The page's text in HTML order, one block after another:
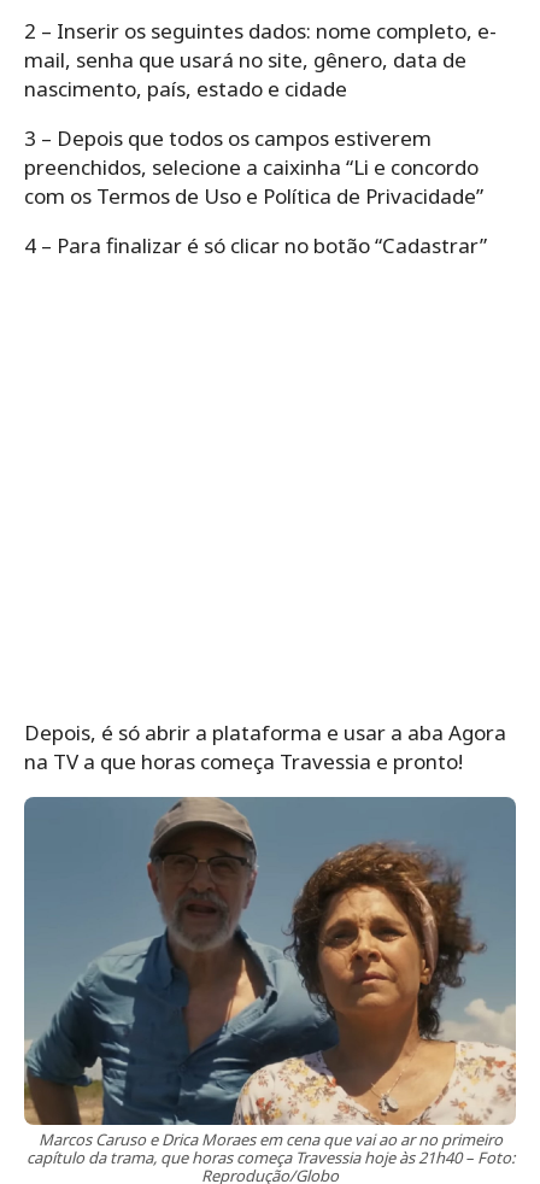
2 – Inserir os seguintes dados: nome completo, e-
mail, senha que usará no site, gênero, data de
nascimento, país, estado e cidade
3 – Depois que todos os campos estiverem
preenchidos, selecione a caixinha “Li e concordo
com os Termos de Uso e Política de Privacidade”
4 – Para finalizar é só clicar no botão “Cadastrar”
Depois, é só abrir a plataforma e usar a aba Agora
na TV a que horas começa Travessia e pronto!
Marcos Caruso e Drica Moraes em cena que vai ao ar no primeiro
capítulo da trama, que horas começa Travessia hoje às 21h40 – Foto:
Reprodução/Globo